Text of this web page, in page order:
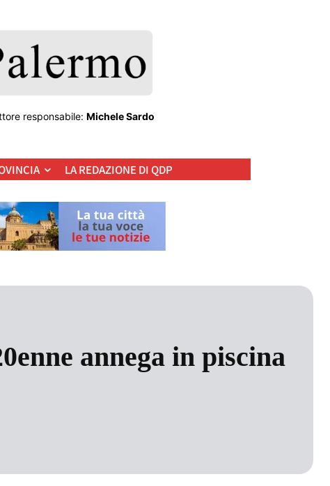
responsabile: Michele Sardo
LA REDAZIONE DI QDP
annega in piscina